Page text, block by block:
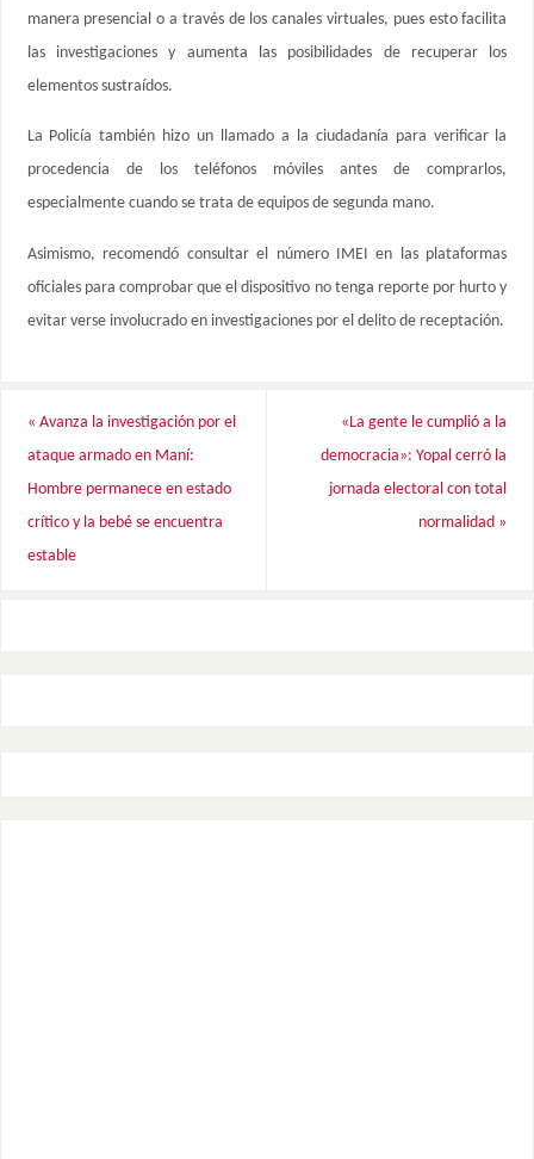
manera presencial o a través de los canales virtuales, pues esto facilita
las investigaciones y aumenta las posibilidades de recuperar los
elementos sustraídos.
La Policía también hizo un llamado a la ciudadanía para verificar la
procedencia de los teléfonos móviles antes de comprarlos,
especialmente cuando se trata de equipos de segunda mano.
Asimismo, recomendó consultar el número IMEI en las plataformas
oficiales para comprobar que el dispositivo no tenga reporte por hurto y
evitar verse involucrado en investigaciones por el delito de receptación.
« Avanza la investigación por el
ataque armado en Maní:
Hombre permanece en estado
crítico y la bebé se encuentra
estable
«La gente le cumplió a la
democracia»: Yopal cerró la
jornada electoral con total
normalidad »